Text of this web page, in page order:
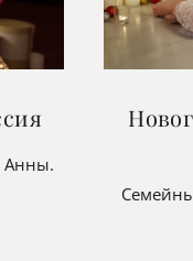
Анны.